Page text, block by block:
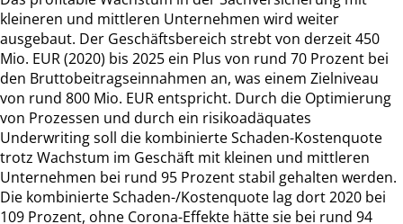
kleineren und mittleren Unternehmen wird weiter
ausgebaut. Der Geschäftsbereich strebt von derzeit 450
Mio. EUR (2020) bis 2025 ein Plus von rund 70 Prozent bei
den Bruttobeitragseinnahmen an, was einem Zielniveau
von rund 800 Mio. EUR entspricht. Durch die Optimierung
von Prozessen und durch ein risikoadäquates
Underwriting soll die kombinierte Schaden-Kostenquote
trotz Wachstum im Geschäft mit kleinen und mittleren
Unternehmen bei rund 95 Prozent stabil gehalten werden.
Die kombinierte Schaden-/Kostenquote lag dort 2020 bei
109 Prozent, ohne Corona-Effekte hätte sie bei rund 94